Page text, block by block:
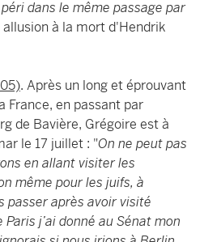
dans le même passage par
à la mort d'Hendrik
. Après un long et éprouvant
France, en passant par
de Bavière, Grégoire est à
le 17 juillet : "On ne peut pas
en allant visiter les
même pour les juifs, à
passer après avoir visité
j’ai donné au Sénat mon